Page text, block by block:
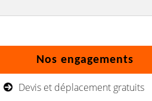
Nos engagements
Devis et déplacement gratuits